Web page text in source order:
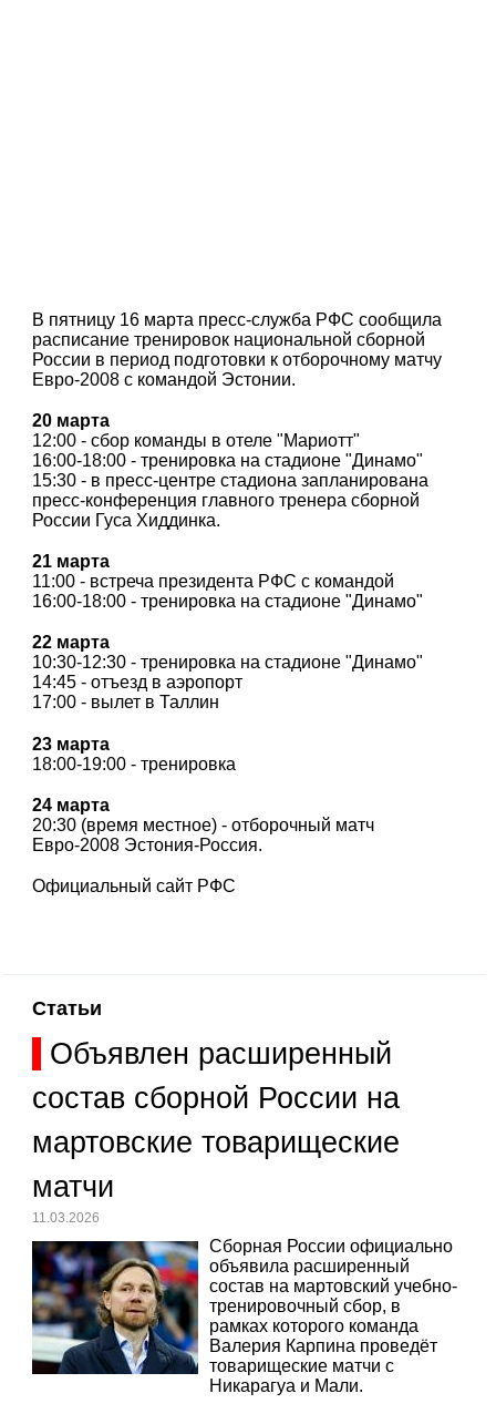
В пятницу 16 марта пресс-служба РФС сообщила
расписание тренировок национальной сборной
России в период подготовки к отборочному матчу
Евро-2008 с командой Эстонии.
20 марта
12:00 - сбор команды в отеле "Мариотт"
16:00-18:00 - тренировка на стадионе "Динамо"
15:30 - в пресс-центре стадиона запланирована
пресс-конференция главного тренера сборной
России Гуса Хиддинка.
21 марта
11:00 - встреча президента РФС с командой
16:00-18:00 - тренировка на стадионе "Динамо"
22 марта
10:30-12:30 - тренировка на стадионе "Динамо"
14:45 - отъезд в аэропорт
17:00 - вылет в Таллин
23 марта
18:00-19:00 - тренировка
24 марта
20:30 (время местное) - отборочный матч
Евро-2008 Эстония-Россия.
Официальный сайт РФС
Статьи
Объявлен расширенный
состав сборной России на
мартовские товарищеские
матчи
11.03.2026
Сборная России официально
объявила расширенный
состав на мартовский учебно-
тренировочный сбор, в
рамках которого команда
Валерия Карпина проведёт
товарищеские матчи с
Никарагуа и Мали.